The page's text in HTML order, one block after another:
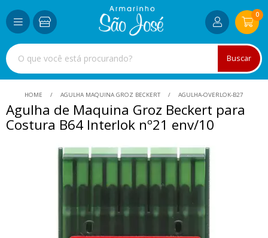
Buscar
0
HOME AGULHA MAQUINA GROZ BECKERT AGULHA-OVERLOK-B27
Agulha de Maquina Groz Beckert para
Costura B64 Interlok nº21 env/10